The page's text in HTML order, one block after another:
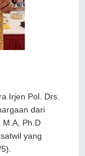
Irjen Pol. Drs.
dari
M.A, Ph.D
yang